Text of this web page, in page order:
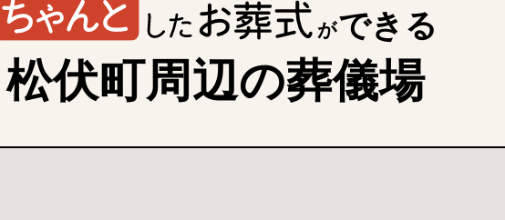
ができる
松伏町周辺の葬儀場